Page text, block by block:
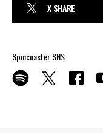
X SHARE
Spincoaster SNS